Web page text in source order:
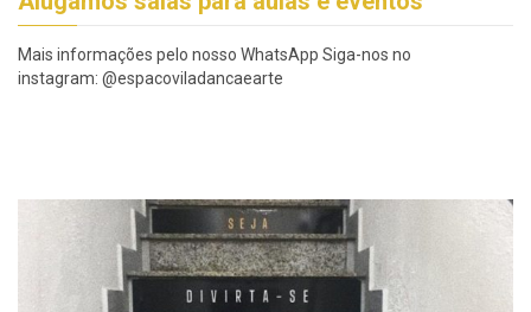
Mais informações pelo nosso WhatsApp Siga-nos no
instagram: @espacoviladancaearte